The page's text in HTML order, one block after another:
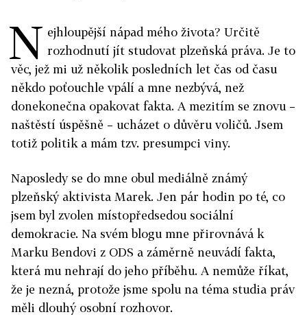
N ejhloupější nápad mého života? Určitě
rozhodnutí jít studovat plzeňská práva. Je to
věc, jež mi už několik posledních let čas od času
někdo poťouchle vpálí a mne nezbývá, než
donekonečna opakovat fakta. A mezitím se znovu –
naštěstí úspěšně – ucházet o důvěru voličů. Jsem
totiž politik a mám tzv. presumpci viny.
Naposledy se do mne obul mediálně známý
plzeňský aktivista Marek. Jen pár hodin po té, co
jsem byl zvolen místopředsedou sociální
demokracie. Na svém blogu mne přirovnává k
Marku Bendovi z ODS a záměrně neuvádí fakta,
která mu nehrají do jeho příběhu. A nemůže říkat,
že je nezná, protože jsme spolu na téma studia práv
měli dlouhý osobní rozhovor.